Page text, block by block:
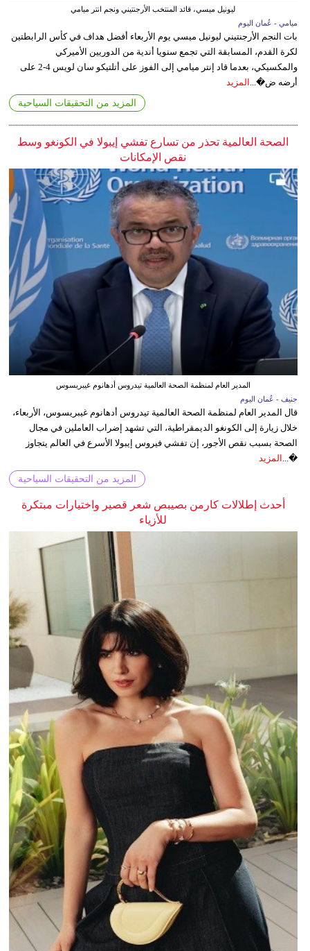
ليونيل ميسي، قائد المنتخب الأرجنتيني ونجم انتر ميامي
ميامي - عُمان اليوم
بات النجم الأرجنتيني ليونيل ميسي يوم الأربعاء أفضل هداف في كأس الرابطتين
لكرة القدم، المسابقة التي تجمع سنويا أندية من الدوريين الأميركي
والمكسيكي، بعدما قاد إنتر ميامي إلى الفوز على أتلتيكو سان لويس 4-2 على
أرضه ض�... المزيد
المزيد من التحقيقات السياحية
الصحة العالمية تحذر من تسارع تفشي إيبولا في الكونغو وسط
نقص الإمكانات
المدير العام لمنظمة الصحة العالمية تيدروس أدهانوم غيبريسوس
جنيف - عُمان اليوم
قال المدير العام لمنظمة الصحة العالمية تيدروس أدهانوم غيبريسوس، الأربعاء،
خلال زيارة إلى الكونغو الديمقراطية، التي تشهد إضراب العاملين في مجال
الصحة بسبب نقص الأجور، إن تفشي فيروس إيبولا الأسرع في العالم يتجاوز
�... المزيد
المزيد من التحقيقات السياحية
أحدث إطلالات كارمن بصيبص شعر قصير واختيارات مبتكرة
للأزياء